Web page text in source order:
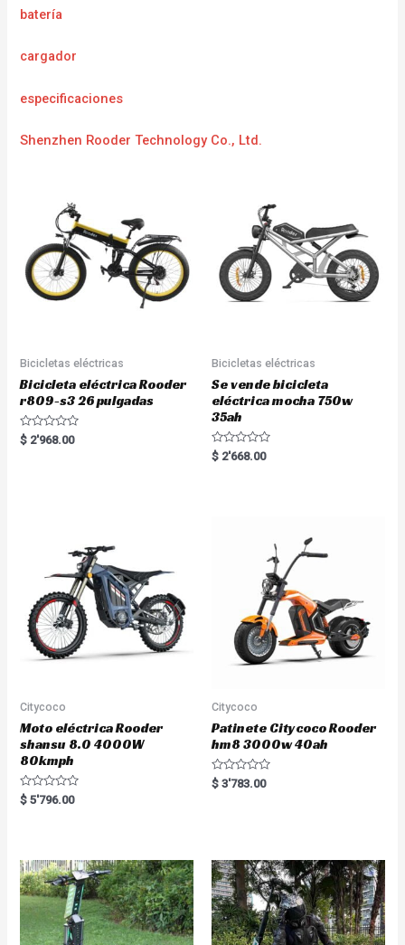
batería
cargador
especificaciones
Shenzhen Rooder Technology Co., Ltd.
Bicicletas eléctricas
Bicicleta eléctrica Rooder
r809-s3 26 pulgadas
R
a
$ 2'968.00
Bicicletas eléctricas
Se vende bicicleta
eléctrica mocha 750w
35ah
R
a
$ 2'668.00
Citycoco
Moto eléctrica Rooder
shansu 8.0 4000W
80kmph
R
a
o
u
t
o
f
$ 5'796.00
Citycoco
Patinete Citycoco Rooder
hm8 3000w 40ah
R
a
t
o
f
5
$ 3'783.00